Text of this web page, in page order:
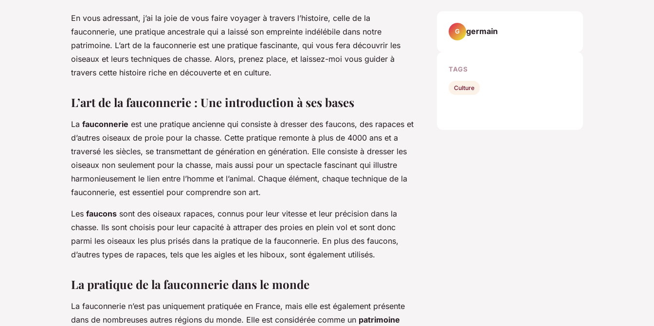
En vous adressant, j’ai la joie de vous faire voyager à travers l’histoire, celle de la
fauconnerie, une pratique ancestrale qui a laissé son empreinte indélébile dans notre
patrimoine. L’art de la fauconnerie est une pratique fascinante, qui vous fera découvrir les
oiseaux et leurs techniques de chasse. Alors, prenez place, et laissez-moi vous guider à
travers cette histoire riche en découverte et en culture.
L’art de la fauconnerie : Une introduction à ses bases
La fauconnerie est une pratique ancienne qui consiste à dresser des faucons, des rapaces et
d’autres oiseaux de proie pour la chasse. Cette pratique remonte à plus de 4000 ans et a
traversé les siècles, se transmettant de génération en génération. Elle consiste à dresser les
oiseaux non seulement pour la chasse, mais aussi pour un spectacle fascinant qui illustre
harmonieusement le lien entre l’homme et l’animal. Chaque élément, chaque technique de la
fauconnerie, est essentiel pour comprendre son art.
Les faucons sont des oiseaux rapaces, connus pour leur vitesse et leur précision dans la
chasse. Ils sont choisis pour leur capacité à attraper des proies en plein vol et sont donc
parmi les oiseaux les plus prisés dans la pratique de la fauconnerie. En plus des faucons,
d’autres types de rapaces, tels que les aigles et les hiboux, sont également utilisés.
La pratique de la fauconnerie dans le monde
La fauconnerie n’est pas uniquement pratiquée en France, mais elle est également présente
dans de nombreuses autres régions du monde. Elle est considérée comme un patrimoine
G germain
TAGS
Culture